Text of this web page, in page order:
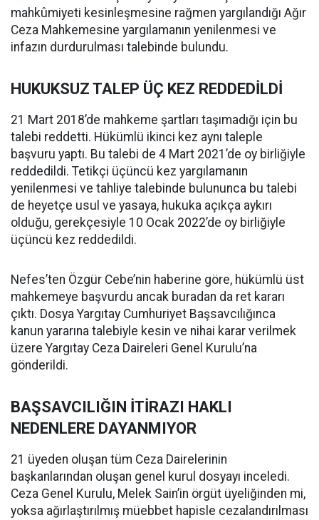
mahkûmiyeti kesinleşmesine rağmen yargılandığı Ağır
Ceza Mahkemesine yargılamanın yenilenmesi ve
infazın durdurulması talebinde bulundu.
HUKUKSUZ TALEP ÜÇ KEZ REDDEDİLDİ
21 Mart 2018’de mahkeme şartları taşımadığı için bu
talebi reddetti. Hükümlü ikinci kez aynı taleple
başvuru yaptı. Bu talebi de 4 Mart 2021’de oy birliğiyle
reddedildi. Tetikçi üçüncü kez yargılamanın
yenilenmesi ve tahliye talebinde bulununca bu talebi
de heyetçe usul ve yasaya, hukuka açıkça aykırı
olduğu, gerekçesiyle 10 Ocak 2022’de oy birliğiyle
üçüncü kez reddedildi.
Nefes’ten Özgür Cebe’nin haberine göre, hükümlü üst
mahkemeye başvurdu ancak buradan da ret kararı
çıktı. Dosya Yargıtay Cumhuriyet Başsavcılığınca
kanun yararına talebiyle kesin ve nihai karar verilmek
üzere Yargıtay Ceza Daireleri Genel Kurulu’na
gönderildi.
BAŞSAVCILIĞIN İTİRAZI HAKLI
NEDENLERE DAYANMIYOR
21 üyeden oluşan tüm Ceza Dairelerinin
başkanlarından oluşan genel kurul dosyayı inceledi.
Ceza Genel Kurulu, Melek Sain’in örgüt üyeliğinden mi,
yoksa ağırlaştırılmış müebbet hapisle cezalandırılması